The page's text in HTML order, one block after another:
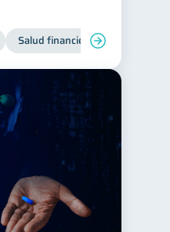
Salud financiera